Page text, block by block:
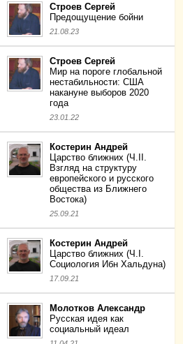
Строев Сергей
Предощущение бойни
21.08.23
Строев Сергей
Мир на пороге глобальной
нестабильности: США
накануне выборов 2020
года
23.01.22
Костерин Андрей
Царство ближних (Ч.II.
Взгляд на структуру
европейского и русского
общества из Ближнего
Востока)
25.09.21
Костерин Андрей
Царство ближних (Ч.I.
Социология Ибн Хальдуна)
17.09.21
Молотков Александр
Русская идея как
социальный идеал